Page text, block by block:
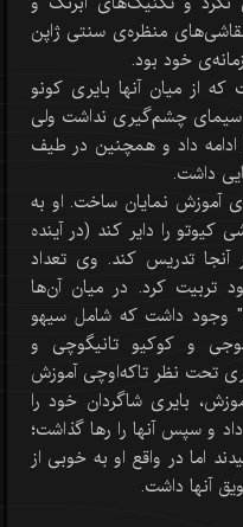
منظره‌ی سنتی ژاپن
خود بود.
از میان آنها بایری کونو
چشم‌گیری نداشت ولی
داد و همچنین در طیف
داشت.
آموزش نمایان ساخت. او به
کیوتو را دایر کند (در آینده
آنجا تدریس کند. وی تعداد
تربیت کرد. در میان آن‌ها
گروهی با نام "the big four of Bairei" وجود داشت که شامل سیهو
و کوکیو تانیگوچی و
تحت نظر تاکه‌اوچی آموزش
بایری شاگردان خود را
و سپس آنها را رها گذاشت؛
اما در واقع او به خوبی از
آنها داشت.